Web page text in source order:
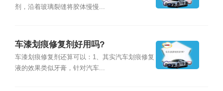
剂，沿着玻璃裂缝将胶体慢慢...
车漆划痕修复剂好用吗?
车漆划痕修复剂还算可以：1、其实汽车划痕修复
液的效果类似牙膏，针对汽车...